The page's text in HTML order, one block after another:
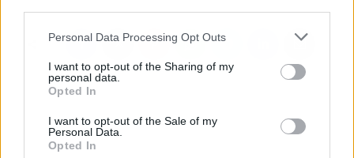
Personal Data Processing Opt Outs
I want to opt-out of the Sharing of my
personal data.
Opted In
I want to opt-out of the Sale of my
Personal Data.
Opted In